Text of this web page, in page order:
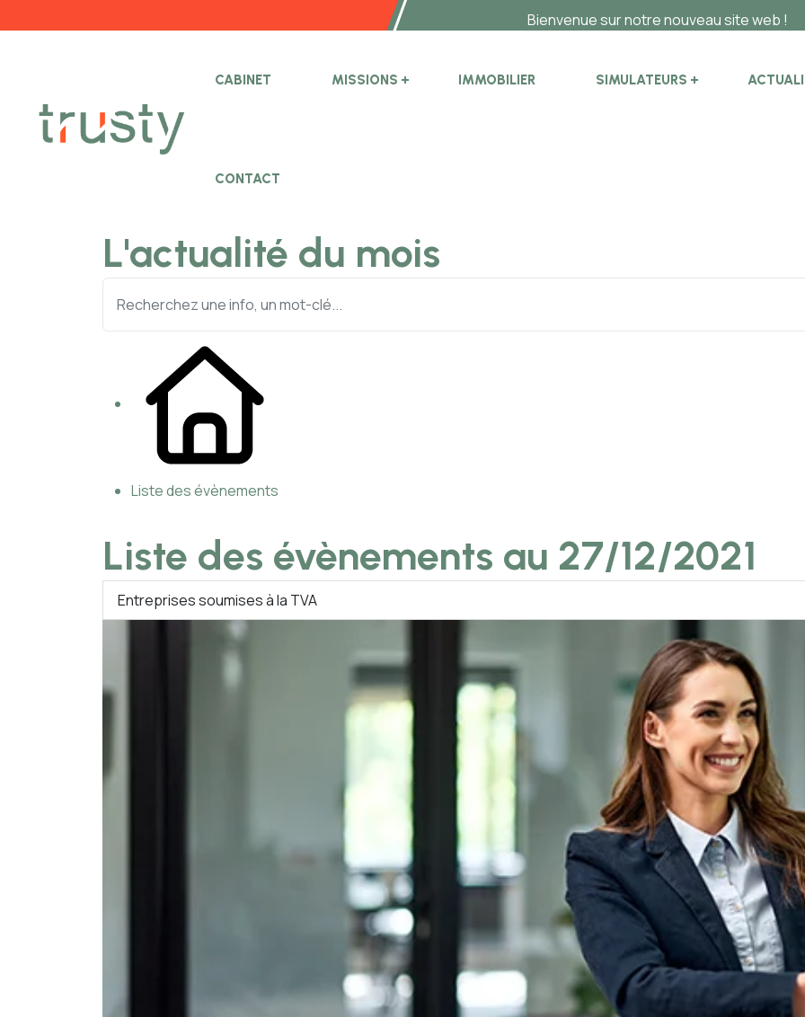
Bienvenue sur notre nouveau site web !
CABINET MISSIONS IMMOBILIER SIMULATEURS
CONTACT
L'actualité du mois
Liste des évènements
Liste des évènements au 27/12/2021
Entreprises soumises à la TVA